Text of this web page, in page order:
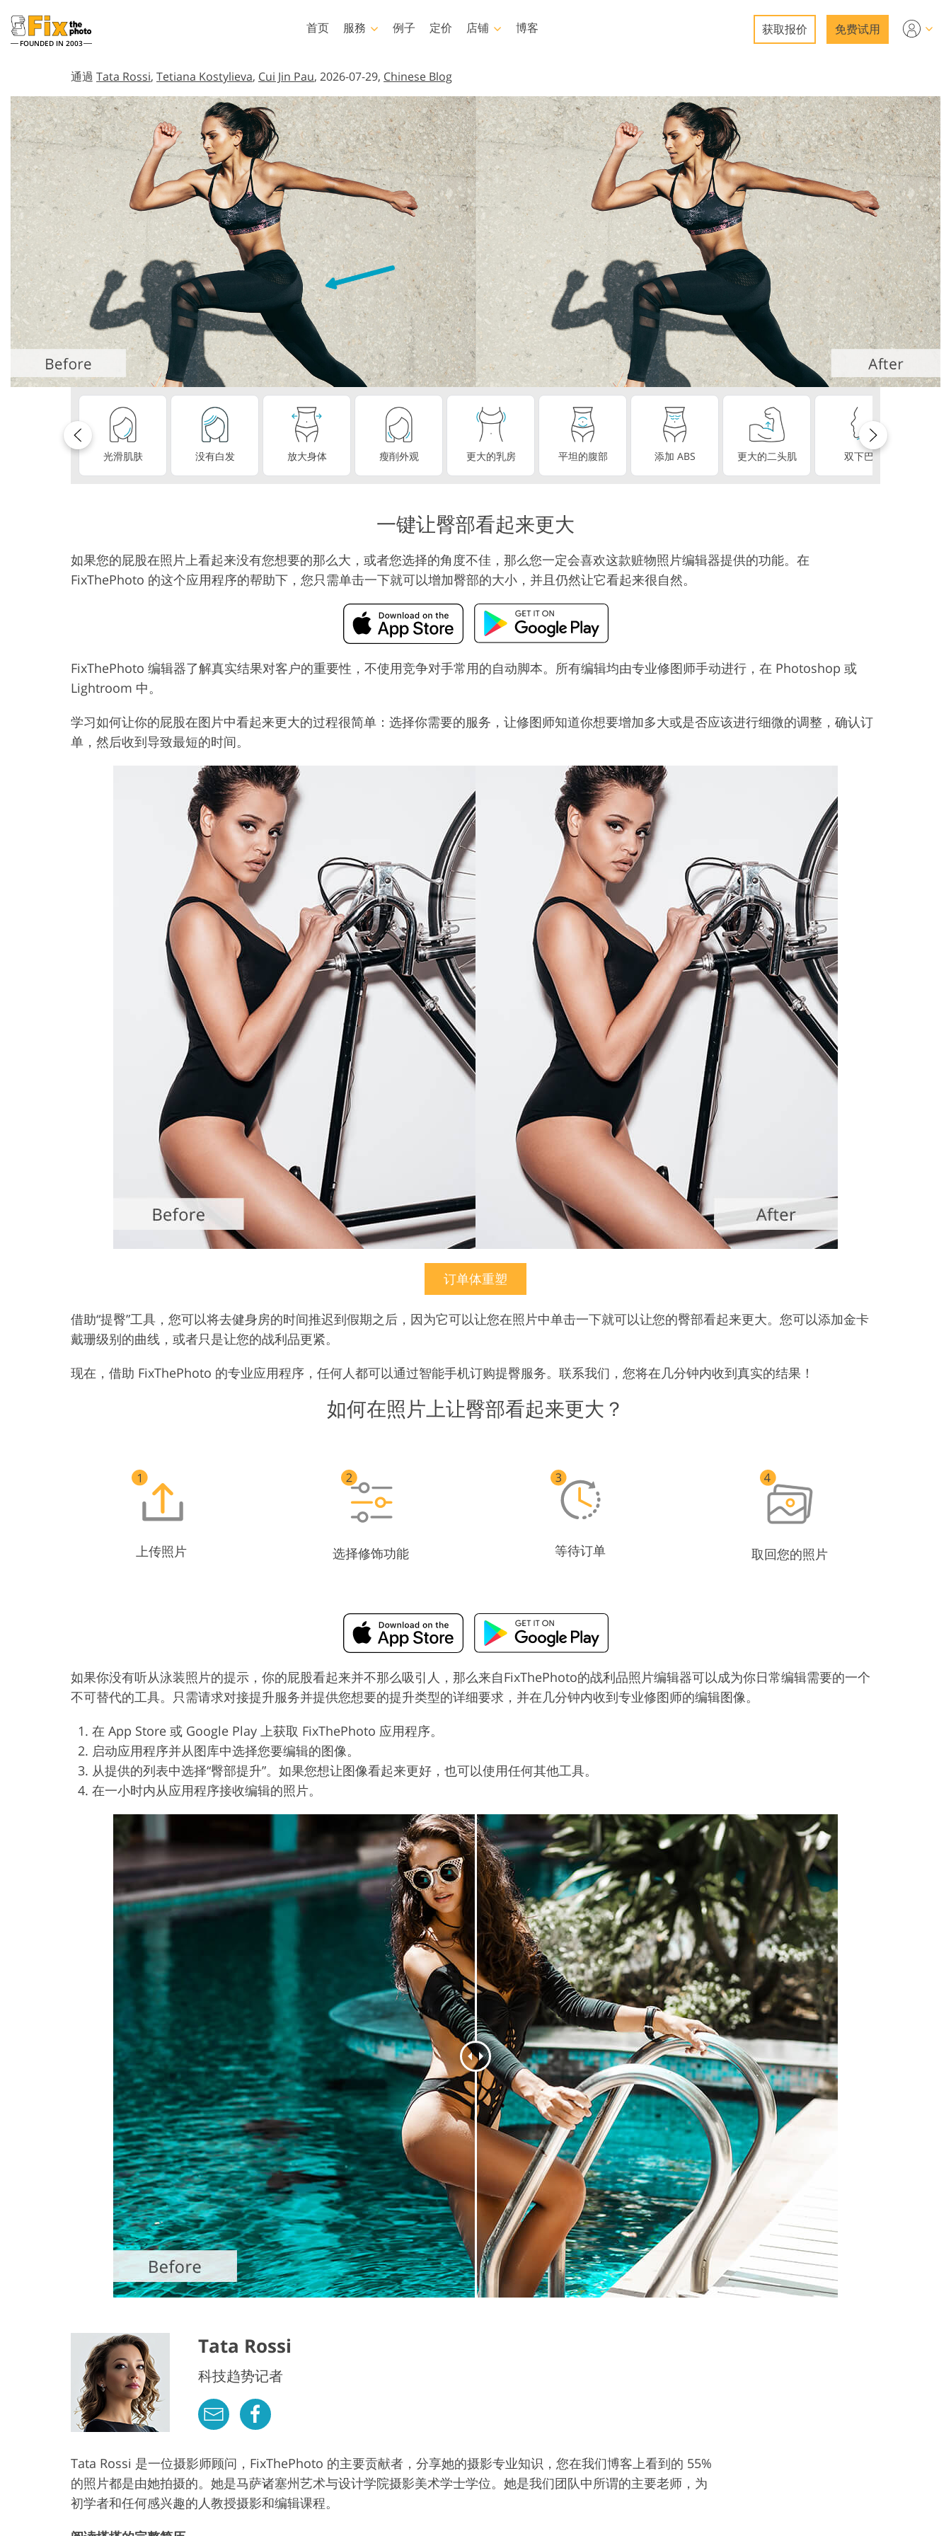
FOUNDED IN 2003
首页 服務
头像修饰服务 身体状态服务 婴儿照片修饰服务 房地产照片编辑服务
婚礼照片编辑服务 人工智能生成的服装模型 图像处理服务 照片修复服务
产品修图服务 珠宝修饰服务 AI训练数据 视频编辑服务
例子 定价 店铺
Lightroom
Lightroom 预设
整个 LR 预设集合
最佳优惠预设
手机收藏
Photoshop
Photoshop 动作
Photoshop筆刷
Photoshop 疊加
Photoshop 紋理
Ps 动作 整个合集
Ps覆盖整个收藏
模板
营销模板
情人节贺卡
婚礼请柬
儿童生日请柬
专业 LUT
视频叠加
博客 获取报价 免费试用
通過 Tata Rossi, Tetiana Kostylieva, Cui Jin Pau, 2026-07-29, Chinese Blog
光滑肌肤 没有白发 放大身体 瘦削外观 更大的乳房 平坦的腹部 添加 ABS 更大的二头肌 双下巴
一键让臀部看起来更大
如果您的屁股在照片上看起来没有您想要的那么大，或者您选择的角度不佳，那么您一定会喜欢这款赃物照片编辑器提供的功能。在
FixThePhoto 的这个应用程序的帮助下，您只需单击一下就可以增加臀部的大小，并且仍然让它看起来很自然。
FixThePhoto 编辑器了解真实结果对客户的重要性，不使用竞争对手常用的自动脚本。所有编辑均由专业修图师手动进行，在 Photoshop 或
Lightroom 中。
学习如何让你的屁股在图片中看起来更大的过程很简单：选择你需要的服务，让修图师知道你想要增加多大或是否应该进行细微的调整，确认订
单，然后收到导致最短的时间。
订单体重塑
借助“提臀”工具，您可以将去健身房的时间推迟到假期之后，因为它可以让您在照片中单击一下就可以让您的臀部看起来更大。您可以添加金卡
戴珊级别的曲线，或者只是让您的战利品更紧。
现在，借助 FixThePhoto 的专业应用程序，任何人都可以通过智能手机订购提臀服务。联系我们，您将在几分钟内收到真实的结果！
如何在照片上让臀部看起来更大？
上传照片 选择修饰功能 等待订单 取回您的照片
如果你没有听从泳装照片的提示，你的屁股看起来并不那么吸引人，那么来自FixThePhoto的战利品照片编辑器可以成为你日常编辑需要的一个
不可替代的工具。只需请求对接提升服务并提供您想要的提升类型的详细要求，并在几分钟内收到专业修图师的编辑图像。
在 App Store 或 Google Play 上获取 FixThePhoto 应用程序。
启动应用程序并从图库中选择您要编辑的图像。
从提供的列表中选择“臀部提升”。如果您想让图像看起来更好，也可以使用任何其他工具。
在一小时内从应用程序接收编辑的照片。
Tata Rossi
科技趋势记者
Tata Rossi 是一位摄影师顾问，FixThePhoto 的主要贡献者，分享她的摄影专业知识，您在我们博客上看到的 55%
的照片都是由她拍摄的。她是马萨诸塞州艺术与设计学院摄影美术学士学位。她是我们团队中所谓的主要老师，为
初学者和任何感兴趣的人教授摄影和编辑课程。